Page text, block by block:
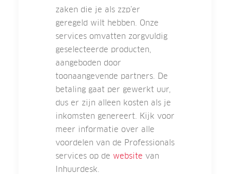
zaken die je als zzp’er
geregeld wilt hebben. Onze
services omvatten zorgvuldig
geselecteerde producten,
aangeboden door
toonaangevende partners. De
betaling gaat per gewerkt uur,
dus er zijn alleen kosten als je
inkomsten genereert. Kijk voor
meer informatie over alle
voordelen van de Professionals
services op de website van
Inhuurdesk.